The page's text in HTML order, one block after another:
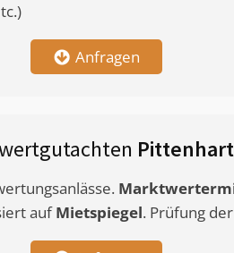
Anfragen
Pittenhart
aufMietspiegel. Prüfung der